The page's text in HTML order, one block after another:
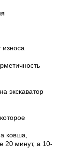
экскаватор
ковша,
20 минут, а 10-